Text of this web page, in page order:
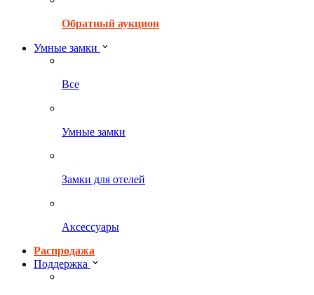
Обратный аукцион
Умные замки
Все
Умные замки
Замки для отелей
Аксессуары
Распродажа
Поддержка